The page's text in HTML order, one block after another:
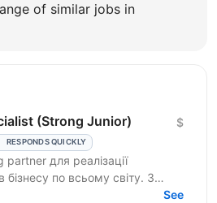
of similar jobs in
(Strong Junior)
RESPONDS QUICKLY
$
для реалізації
по всьому світу. З
Агенція надає повний
See